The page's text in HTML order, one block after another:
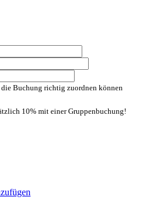
Buchung richtig zuordnen können
10% mit einer Gruppenbuchung!